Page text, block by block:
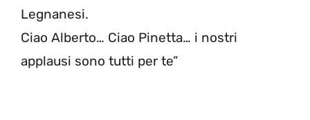
Legnanesi.
Ciao Alberto… Ciao Pinetta… i nostri
applausi sono tutti per te”